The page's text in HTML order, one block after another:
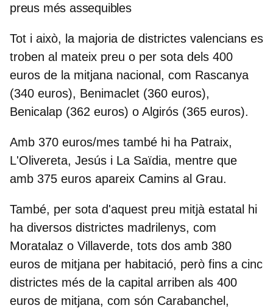
preus més assequibles
Tot i això, la majoria de districtes valencians es
troben al mateix preu o per sota dels 400
euros de la mitjana nacional, com Rascanya
(340 euros), Benimaclet (360 euros),
Benicalap (362 euros) o Algirós (365 euros).
Amb 370 euros/mes també hi ha Patraix,
L'Olivereta, Jesús i La Saïdia, mentre que
amb 375 euros apareix Camins al Grau.
També, per sota d'aquest preu mitjà estatal hi
ha diversos districtes madrilenys, com
Moratalaz o Villaverde, tots dos amb 380
euros de mitjana per habitació, però fins a cinc
districtes més de la capital arriben als 400
euros de mitjana, com són Carabanchel,